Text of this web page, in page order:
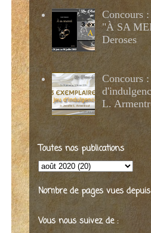
Concours
"À SA
Deroses
Concours :
L.
Toutes nos publications
Nombre de pages vues depuis
Vous nous suivez de :